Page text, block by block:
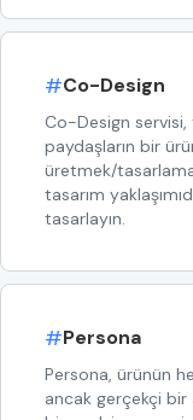
#Co-Design
Co-Design servisi,
paydaşların bir
üretmek/
tasarım
tasarlayın.
#Persona
Persona, ürünün
ancak gerçekçi bir